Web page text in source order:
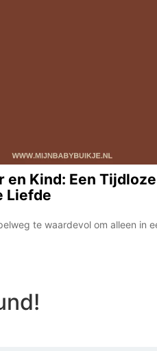
en Kind: Een
Liefde
te waardevol om alleen in